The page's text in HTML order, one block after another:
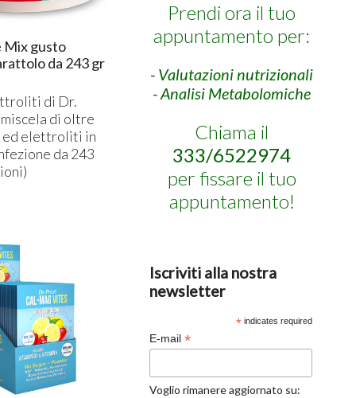
gusto
da 243 gr
di Dr.
miscela di oltre
ed elettroliti in
da 243
Prendi ora il tuo
appuntamento per:
- Valutazioni nutrizionali
- Analisi Metabolomiche
Chiama il
333/6522974
per fissare il tuo
appuntamento!
Iscriviti alla nostra
newsletter
* indicates required
E-mail*
Voglio rimanere aggiornato su: